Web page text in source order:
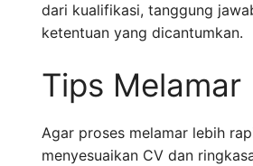
dari kualifikasi, tanggung
ketentuan yang dicantumkan.
Tips Melamar
Agar proses melamar lebih
menyesuaikan CV dan